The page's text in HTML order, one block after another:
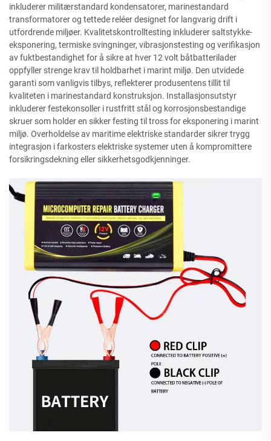
inkluderer militærstandard kondensatorer, marinestandard
transformatorer og tettede reléer designet for langvarig drift i
utfordrende miljøer. Kvalitetskontrolltesting inkluderer saltstykke-
eksponering, termiske svingninger, vibrasjonstesting og verifikasjon
av fuktbestandighet for å sikre at hver 12 volt båtbatterilader
oppfyller strenge krav til holdbarhet i marint miljø. Den utvidede
garanti som vanligvis tilbys, reflekterer produsentens tillit til
kvaliteten i marinestandard konstruksjon. Installasjonsutstyr
inkluderer festekonsoller i rustfritt stål og korrosjonsbestandige
skruer som holder en sikker festing til tross for eksponering i marint
miljø. Overholdelse av maritime elektriske standarder sikrer trygg
integrasjon i farkosters elektriske systemer uten å kompromittere
forsikringsdekning eller sikkerhetsgodkjenninger.